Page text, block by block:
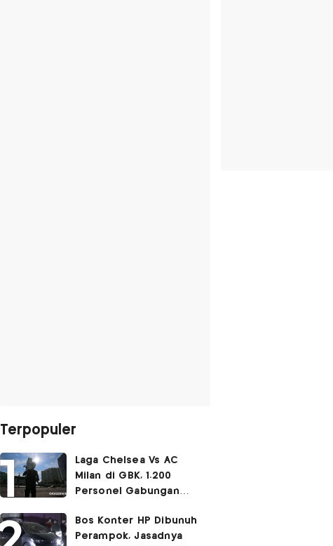
Terpopuler
Laga Chelsea Vs AC
Milan di GBK, 1.200
Personel Gabungan
Bos Konter HP Dibunuh
Perampok, Jasadnya